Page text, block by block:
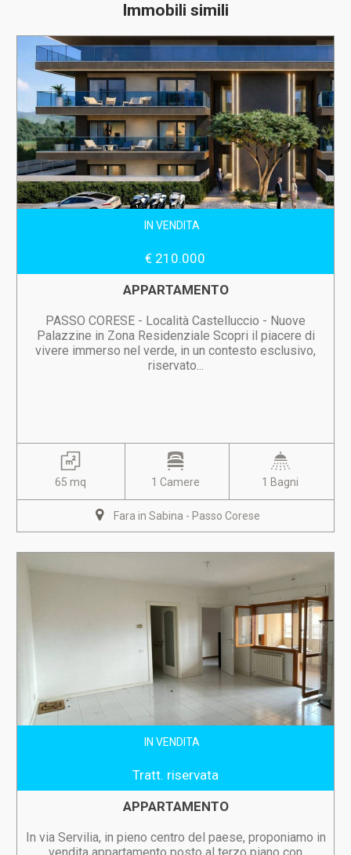
Immobili simili
IN VENDITA
€ 210.000
APPARTAMENTO
PASSO CORESE - Località Castelluccio - Nuove
Palazzine in Zona Residenziale Scopri il piacere di
vivere immerso nel verde, in un contesto esclusivo,
riservato...
65 mq 1 Camere 1 Bagni
Fara in Sabina - Passo Corese
IN VENDITA
Tratt. riservata
APPARTAMENTO
In via Servilia, in pieno centro del paese, proponiamo in